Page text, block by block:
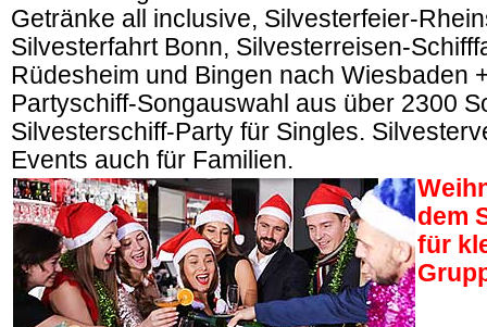
Getränke all inclusive, Silvesterfeier-
Silvesterfahrt Bonn, Silvesterreisen-
Rüdesheim und Bingen nach Wiesbaden
Partyschiff-Songauswahl aus über 2300
Silvesterschiff-Party für Singles.
Events auch für Familien.
dem
für